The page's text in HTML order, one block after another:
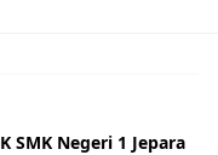
SMK Negeri 1 Jepara